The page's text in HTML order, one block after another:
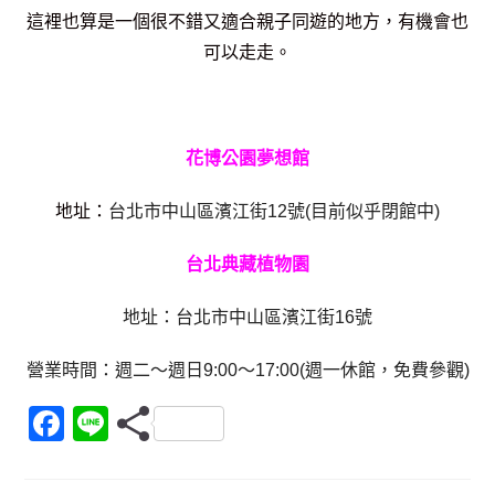
這裡也算是一個很不錯又適合親子同遊的地方， 有機會也
可以走走。
花博公園夢想館
地址： 台北市中山區濱江街12號(目前似乎閉館中)
台北典藏植物園
地址：台北市中山區濱江街16號
營業時間：週二～週日9:00～17:00(週一休館，免費參觀)
F Li